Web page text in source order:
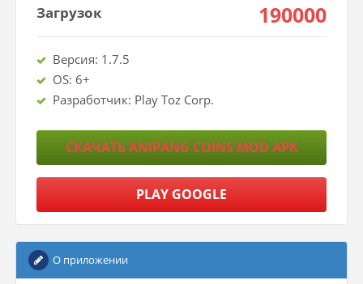
Загрузок 190000
Версия: 1.7.5
OS: 6+
Разработчик: Play Toz Corp.
СКАЧАТЬ ANIPANG COINS MOD APK
PLAY GOOGLE
О приложении